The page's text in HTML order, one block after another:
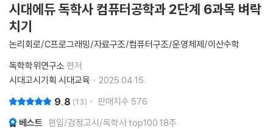
시대에듀 독학사 컴퓨터공학과 2단계 6과목 벼락
치기
논리회로/C프로그래밍/자료구조/컴퓨터구조/운영체제/이산수학
독학학위연구소 편저
시대고시기획 시대교육
2025.04.15.
9.8 13 판매지수 576
베스트 편입/검정고시/독학사 top100 18주